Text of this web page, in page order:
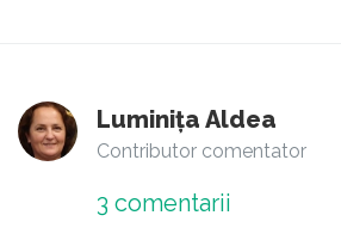
Luminița Aldea
Contributor comentator
3 comentarii